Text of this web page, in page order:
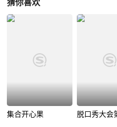
猜你喜欢
集合开心果 脱口秀大会